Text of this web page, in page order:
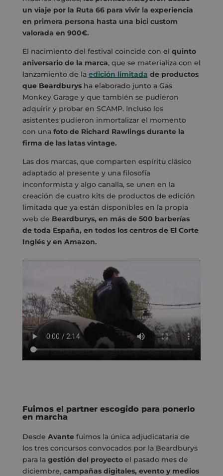
un viaje por la Ruta 66 para vivir la experiencia
en primera persona hasta una bici custom
valorada en 900€.
El nacimiento del festival coincide con el quinto
aniversario de la marca, que se materializa con el
lanzamiento de la edición limitada de productos
que Beardburysha elaborado junto a Gas
Monkey Garage y que también se pudieron
adquirir y probar en SCAMP. Incluso los
asistentes pudieron inmortalizar el momento
con una foto de Richard Rawlings durante la
firma de las latas vintage.
Las dos marcas, que comparten espíritu clásico
adaptado al presente y una filosofía
inconformista y algo canalla, se unen en la
creación de cuatro kits de productos de edición
limitada que ya están disponibles en la propia
web de Beardburys, en más de 500 barberías
de toda España, en todos los centros de El Corte
Inglés y en Amazon.
Fuimos el partner escogido para ponerlo
en marcha
Desde Avantefuimos la única adjudicataria de
los tres concursos convocados por la Beardburys
para la gestión del proyectoel pasado mes de
diciembre, campañas digitales, evento y medios